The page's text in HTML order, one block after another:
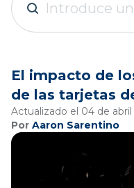
El impacto de
de las tarjetas
Actualizado el 04 de abril
Por Aaron Sarentino